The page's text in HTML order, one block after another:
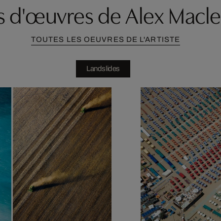
d'œuvres de Alex
TOUTES LES OEUVRES DE L'ARTISTE
Landslides